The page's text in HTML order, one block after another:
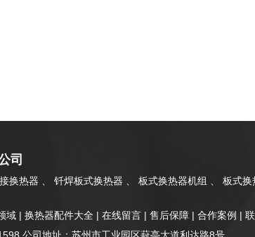
司
换热器 、 钎焊板式换热器 、 板式换热器机组 、 板式
域 | 换热器配件大全 | 在线留言 | 售后保障 | 合作案例 |